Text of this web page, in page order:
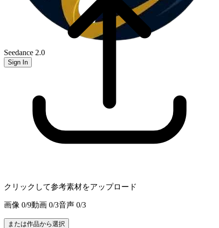
Seedance 2.0
Sign In
クリックして参考素材をアップロード
画像 0/9動画 0/3音声 0/3
または作品から選択